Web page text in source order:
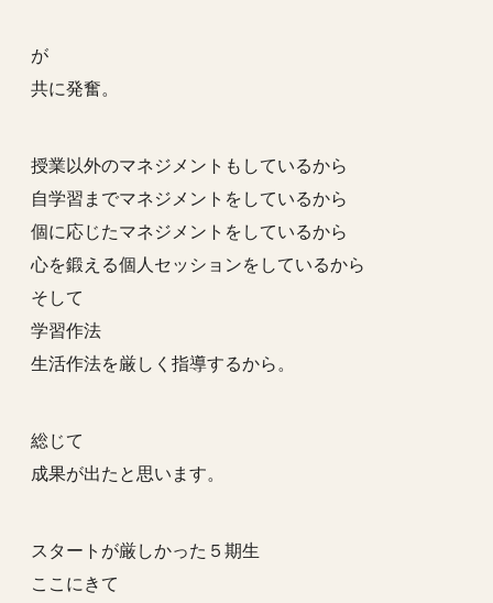
が
共に発奮。
授業以外のマネジメントもしているから
自学習までマネジメントをしているから
個に応じたマネジメントをしているから
心を鍛える個人セッションをしているから
そして
学習作法
生活作法を厳しく指導するから。
総じて
成果が出たと思います。
スタートが厳しかった５期生
ここにきて